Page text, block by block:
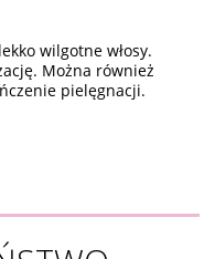
wilgotne włosy.
Można również
pielęgnacji.